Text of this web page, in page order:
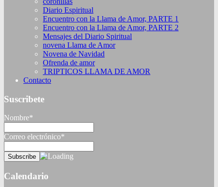
Diario Espiritual
Encuentro con la Llama de Amor, PARTE 1
Encuentro con la Llama de Amor, PARTE 2
Mensajes del Diario Spiritual
novena Llama de Amor
Novena de Navidad
Ofrenda de amor
TRIPTICOS LLAMA DE AMOR
Contacto
Suscribete
Nombre*
Correo electrónico*
Calendario